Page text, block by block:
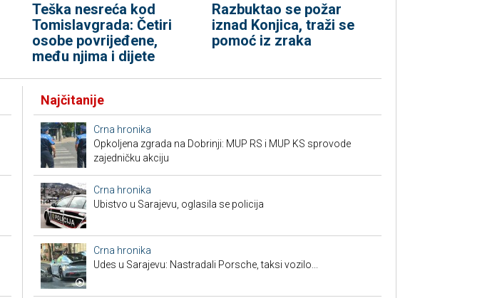
Teška nesreća kod
Tomislavgrada: Četiri
osobe povrijeđene,
među njima i dijete
Razbuktao se požar
iznad Konjica, traži se
pomoć iz zraka
Najčitanije
Crna hronika
Opkoljena zgrada na Dobrinji: MUP RS i MUP KS sprovode
zajedničku akciju
Crna hronika
Ubistvo u Sarajevu, oglasila se policija
Crna hronika
Udes u Sarajevu: Nastradali Porsche, taksi vozilo...